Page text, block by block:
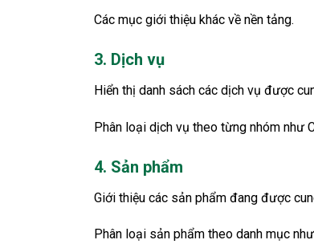
Các mục giới thiệu khác về nền tảng.
3. Dịch vụ
Hiển thị danh sách các dịch vụ được
Phân loại dịch vụ theo từng nhóm như
4. Sản phẩm
Giới thiệu các sản phẩm đang được
Phân loại sản phẩm theo danh mục